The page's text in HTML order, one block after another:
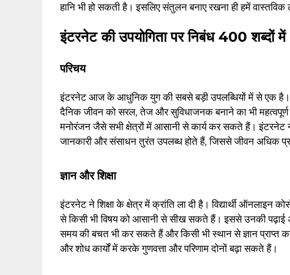
हानि भी हो सकती है। इसलिए संतुलन बनाए रखना ही हमें वास्तविक
इंटरनेट की उपयोगिता पर निबंध 400 शब्दों में
परिचय
इंटरनेट आज के आधुनिक युग की सबसे बड़ी उपलब्धियों में से एक है।
दैनिक जीवन को सरल, तेज और सुविधाजनक बनाने का भी महत्वपूर्ण
मनोरंजन जैसे सभी क्षेत्रों में आसानी से कार्य कर सकते हैं। इंटरनेट
जानकारी और संसाधन तुरंत उपलब्ध होते हैं, जिससे जीवन अधिक
ज्ञान और शिक्षा
इंटरनेट ने शिक्षा के क्षेत्र में क्रांति ला दी है। विद्यार्थी ऑनलाइन
से किसी भी विषय को आसानी से सीख सकते हैं। इससे उनकी
समय की बचत भी कर सकते हैं और किसी भी स्थान से ज्ञान प्राप्त
और शोध कार्यों में करके गुणवत्ता और परिणाम दोनों बढ़ा सकते हैं।